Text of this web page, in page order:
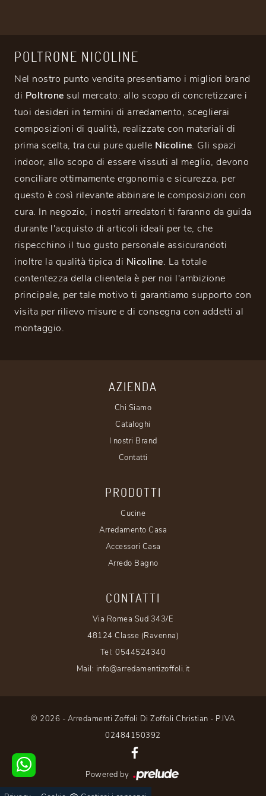
POLTRONE NICOLINE
Nel nostro punto vendita presentiamo i migliori brand
di Poltrone sul mercato: allo scopo di concretizzare i
tuoi desideri in termini di arredamento, sceglierai
composizioni di qualità, realizzate con materiali di
prima scelta, tra cui pure quelle Nicoline. Gli spazi
indoor, allo scopo di essere vissuti al meglio, devono
conciliare ottimamente ergonomia e sicurezza, per
questo è così rilevante abbinare le composizioni con
cura. In negozio, i nostri arredatori ti faranno da guida
durante l'acquisto di articoli ideali per te, che
rispecchino il tuo gusto personale assicurandoti
inoltre la qualità tipica di Nicoline. La totale
contentezza della clientela è per noi l'ambizione
principale, per tale motivo ti garantiamo supporto con
visita per rilievo misure e di consegna con addetti al
montaggio.
AZIENDA
Chi Siamo
Cataloghi
I nostri Brand
Contatti
PRODOTTI
Cucine
Arredamento Casa
Accessori Casa
Arredo Bagno
CONTATTI
Via Romea Sud 343/E
48124 Classe (Ravenna)
Tel:0544524340
Mail: info@arredamentizoffoli.it
© 2026 - Arredamenti Zoffoli Di Zoffoli Christian - P.IVA
02484150392
Powered by